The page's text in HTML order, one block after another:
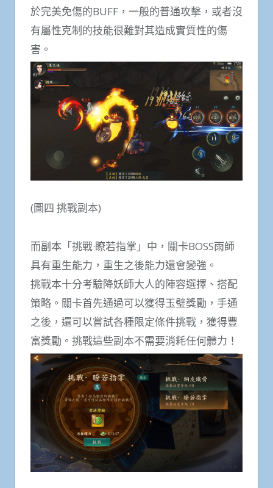
於完美免傷的BUFF，一般的普通攻擊，或者沒
有屬性克制的技能很難對其造成實質性的傷
害。
(圖四 挑戰副本)
而副本「挑戰·瞭若指掌」中，關卡BOSS雨師
具有重生能力，重生之後能力還會變強。
挑戰本十分考驗降妖師大人的陣容選擇、搭配
策略。關卡首先通過可以獲得玉璧獎勵，手通
之後，還可以嘗試各種限定條件挑戰，獲得豐
富獎勵。挑戰這些副本不需要消耗任何體力！